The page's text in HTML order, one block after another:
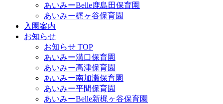
あいみーBelle鹿島田保育園
あいみー梶ヶ谷保育園
入園案内
お知らせ
お知らせ TOP
あいみー溝口保育園
あいみー高津保育園
あいみー南加瀬保育園
あいみー平間保育園
あいみーBelle新梶ヶ谷保育園